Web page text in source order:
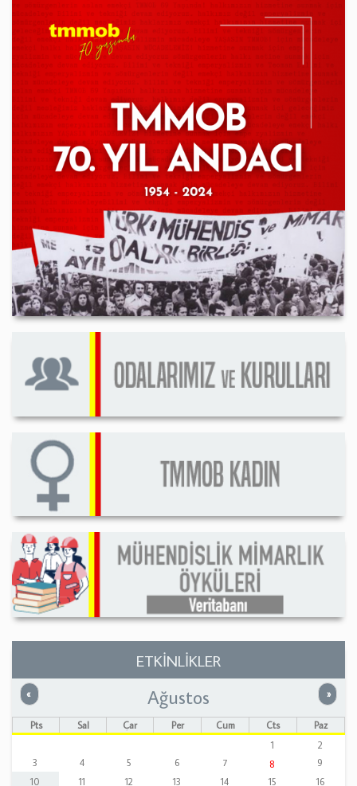
ETKİNLİKLER
« Önceki »
Ağustos
Pts Sal Çar Per Cum Cts
Paz
1
2
3
4 5 6 7 8
9
10
11 12 13 14 15
16